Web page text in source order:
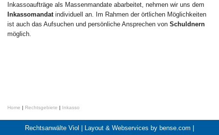
Inkassoaufträge als Massenmandate abarbeitet, nehmen wir uns dem
Inkassomandat individuell an. Im Rahmen der örtlichen Möglichkeiten
ist auch das Aufsuchen und persönliche Ansprechen von Schuldnern
möglich.
Home | Rechtsgebiete | Inkasso
Rechtsanwälte Viol | Layout & Webservices by bense.com |